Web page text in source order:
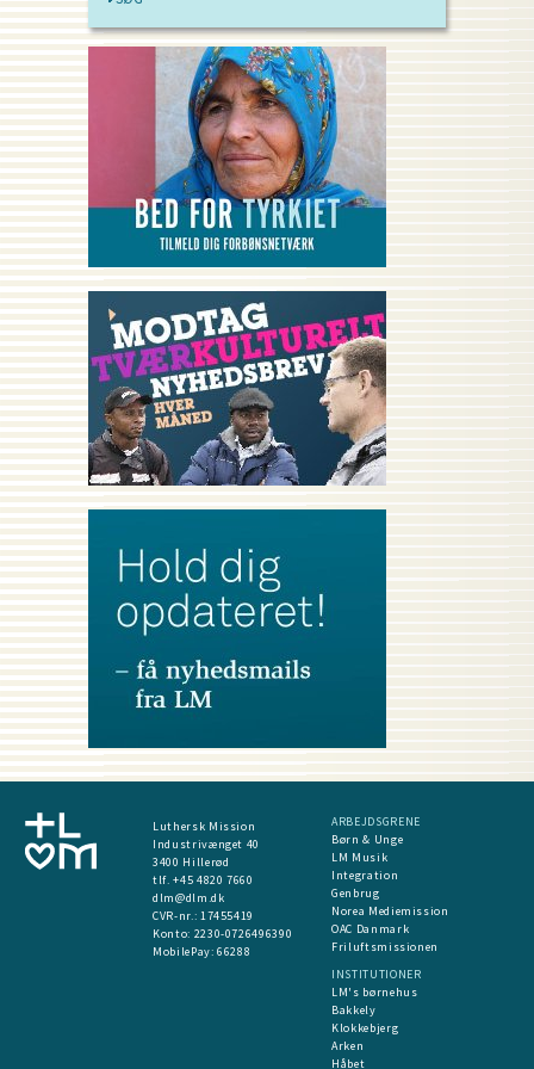
Luthersk Mission
Industrivænget 40
3400 Hillerød
tlf. +45 4820 7660
dlm@dlm.dk
CVR-nr.: 17455419
​Konto: 2230-0726496390
MobilePay:66288
ARBEJDSGRENE
Børn & Unge
LM Musik
Integration
Genbrug
Norea Mediemission
OAC Danmark
Friluftsmissionen
INSTITUTIONER
LM's børnehus
Bakkely
Klokkebjerg
Arken
Håbet